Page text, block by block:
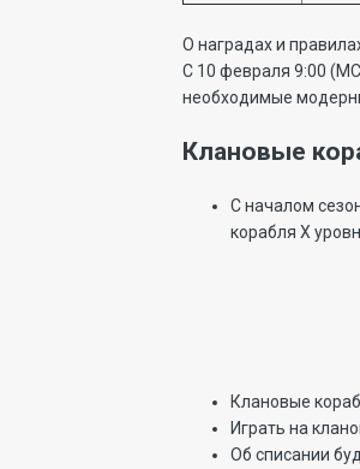
О наградах и
С 10 февраля 9:00
необходимые
Клановые
С началом
корабля X
Клановые
Играть на
Об списании